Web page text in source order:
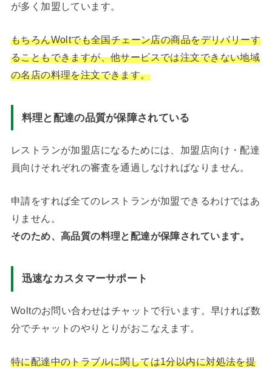
が多く加盟しています。
もちろんWoltでも全国チェーン店の商品をデリバリーす
ることもできますが、他サービスでは注文できない地域
の名店の料理を注文できます。
料理と配達の品質が保障されている
レストランが加盟店になるためには、加盟店向け・配達
員向けそれぞれの審査を通過しなければなりません。
申請をすれば全てのレストランが加盟できるわけではあ
りません。
そのため、高品質の料理と配達が保障されています。
迅速なカスタマーサポート
Woltのお問い合わせはチャットで行います。早ければ数
分でチャットのやりとりがおこなえます。
特に配達中のトラブルに関しては1分以内に対処法を提